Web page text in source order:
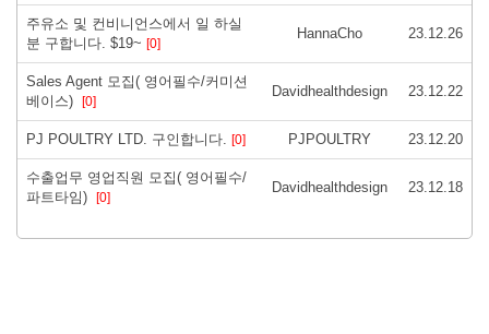
주유소 및 컨비니언스에서 일 하실
분 구합니다. $19~ [0]
HannaCho 23.12.26
Sales Agent 모집( 영어필수/커미션
베이스) [0]
Davidhealthdesign 23.12.22
PJ POULTRY LTD. 구인합니다. [0] PJPOULTRY 23.12.20
수출업무 영업직원 모집( 영어필수/
파트타임) [0]
Davidhealthdesign 23.12.18